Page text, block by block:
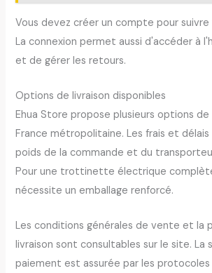
Vous devez créer un compte pour
La connexion permet aussi d'accéder à
et de gérer les retours.
Options de livraison disponibles
Ehua Store propose plusieurs options de
France métropolitaine. Les frais et
poids de la commande et du
Pour une trottinette électrique
nécessite un emballage renforcé.
Les conditions générales de vente et la
livraison sont consultables sur le site. La
paiement est assurée par les